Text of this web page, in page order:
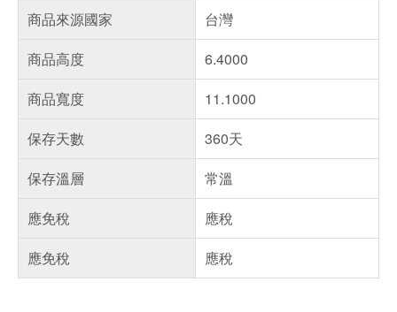
商品來源國家
台灣
商品高度
6.4000
商品寬度
11.1000
保存天數
360天
保存溫層
常溫
應免稅
應稅
應免稅
應稅